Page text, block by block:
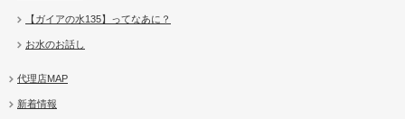
【ガイアの水135】ってなあに？
お水のお話し
代理店MAP
新着情報